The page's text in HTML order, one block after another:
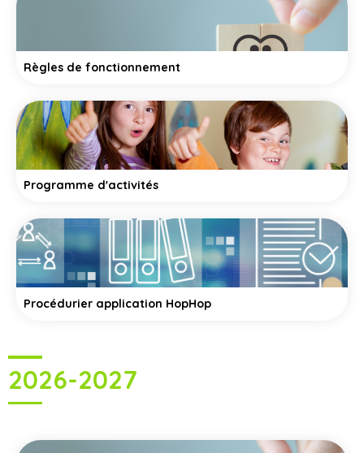
Règles de fonctionnement
Programme d'activités
Procédurier application HopHop
2026-2027